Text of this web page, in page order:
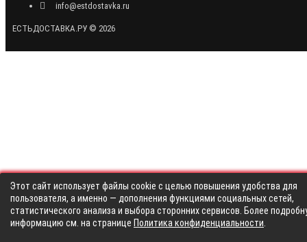
info@estdostavka.ru
ЕСТЬДОСТАВКА.РУ © 2026
Этот сайт использует файлы cookie с целью повышения удобства для
пользователя, а именно — дополнения функциями социальных сетей,
статистического анализа и выбора сторонних сервисов. Более
информацию см. на странице Политика конфиденциальности